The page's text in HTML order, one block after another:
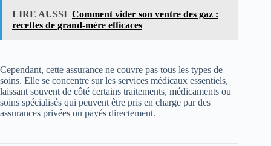
LIRE AUSSI Comment vider son ventre des gaz :
recettes de grand-mère efficaces
Cependant, cette assurance ne couvre pas tous les types de
soins. Elle se concentre sur les services médicaux essentiels,
laissant souvent de côté certains traitements, médicaments ou
soins spécialisés qui peuvent être pris en charge par des
assurances privées ou payés directement.